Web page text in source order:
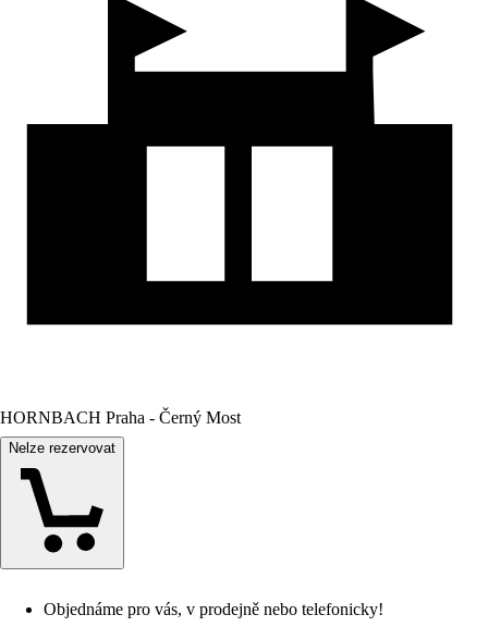
HORNBACH Praha - Černý Most
Nelze rezervovat
Objednáme pro vás, v prodejně nebo telefonicky!